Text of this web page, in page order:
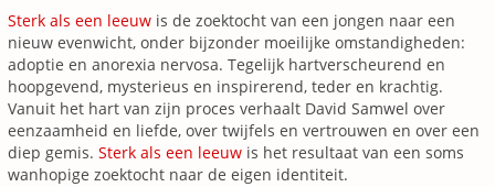
Sterk als een leeuw is de zoektocht van een jongen naar een
nieuw evenwicht, onder bijzonder moeilijke omstandigheden:
adoptie en anorexia nervosa. Tegelijk hartverscheurend en
hoopgevend, mysterieus en inspirerend, teder en krachtig.
Vanuit het hart van zijn proces verhaalt David Samwel over
eenzaamheid en liefde, over twijfels en vertrouwen en over een
diep gemis. Sterk als een leeuw is het resultaat van een soms
wanhopige zoektocht naar de eigen identiteit.